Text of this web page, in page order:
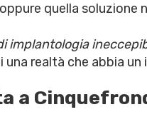
quella soluzione
implantologia
realtà che abbia
a